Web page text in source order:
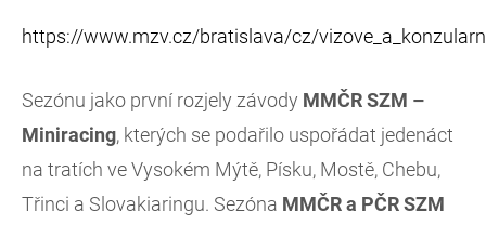
https://www.mzv.cz/bratislava/cz/
Sezónu jako první rozjely závody MMČR SZM –
Miniracing, kterých se podařilo uspořádat jedenáct
na tratích ve Vysokém Mýtě, Písku, Mostě, Chebu,
Třinci a Slovakiaringu. Sezóna MMČR a PČR SZM